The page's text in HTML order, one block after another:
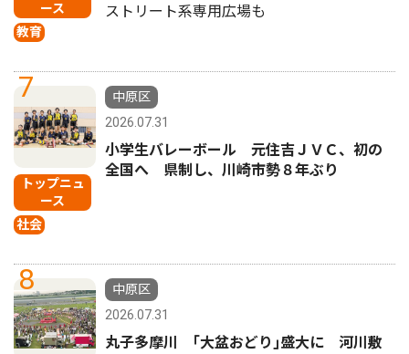
ース
教育
ストリート系専用広場も
7
トップニュ
ース
社会
中原区
2026.07.31
小学生バレーボール 元住吉ＪＶＣ、初の
全国へ 県制し、川崎市勢８年ぶり
8
中原区
2026.07.31
丸子多摩川 ｢大盆おどり｣盛大に 河川敷